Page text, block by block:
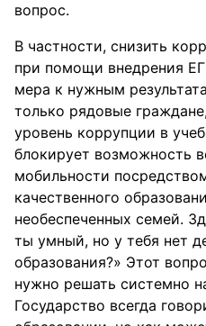
вопрос.
В частности, снизить
при помощи внедрения
мера к нужным
только рядовые
уровень коррупции в
блокирует возможность
мобильности
качественного
необеспеченных семей.
ты умный, но у тебя нет
образования?» Этот
нужно решать системно
Государство всегда